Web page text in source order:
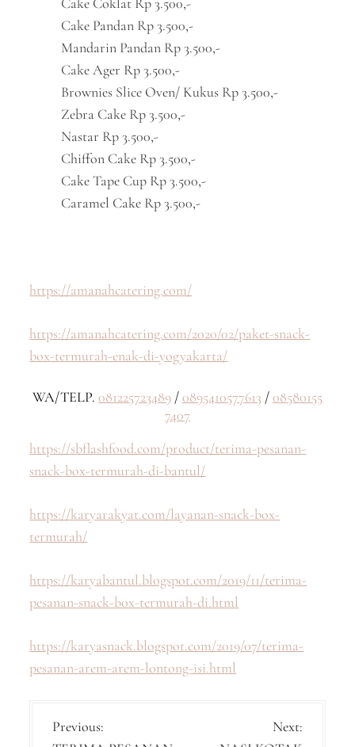
Cake Pandan Rp 3.500,-
Mandarin Pandan Rp 3.500,-
Cake Ager Rp 3.500,-
Brownies Slice Oven/ Kukus Rp 3.500,-
Zebra Cake Rp 3.500,-
Nastar Rp 3.500,-
Chiffon Cake Rp 3.500,-
Cake Tape Cup Rp 3.500,-
Caramel Cake Rp 3.500,-
https://amanahcatering.com/
https://amanahcatering.com/2020/02/paket-snack-
box-termurah-enak-di-yogyakarta/
WA/TELP. 081225723489 /0895410577613 /08580155
7407
https://sbflashfood.com/product/terima-pesanan-
snack-box-termurah-di-bantul/
https://karyarakyat.com/layanan-snack-box-
termurah/
https://karyabantul.blogspot.com/2019/11/terima-
pesanan-snack-box-termurah-di.html
https://karyasnack.blogspot.com/2019/07/terima-
pesanan-arem-arem-lontong-isi.html
P
Previous:
Next: